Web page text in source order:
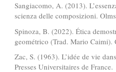
Sangiacomo, A. (2013).
scienza delle composizioni.
Spinoza, B. (2022). Ética
geométrico (Trad. Mario Caimi).
Zac, S. (1963). L’idée de vie
Presses Universitaires de France.